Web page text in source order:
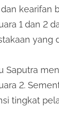
kearifan
1 dan 2
yang
Saputra
2.
tingkat